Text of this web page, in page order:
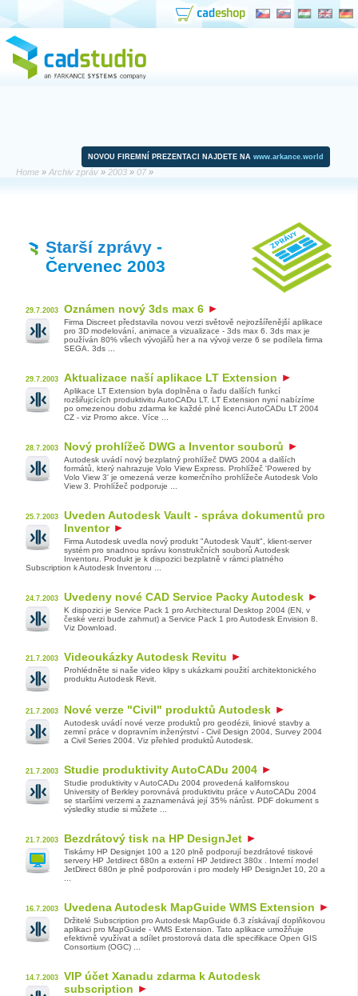
NOVOU FIREMNÍ PREZENTACI NAJDETE NA www.arkance.world
Home » Archiv zpráv » 2003 » 07 »
Starší zprávy -
Červenec 2003
29.7.2003 Oznámen nový 3ds max 6
Firma Discreet představila novou verzi světově nejrozšířenější aplikace
pro 3D modelování, animace a vizualizace - 3ds max 6. 3ds max je
používán 80% všech vývojářů her a na vývoji verze 6 se podílela firma
SEGA. 3ds ...
29.7.2003 Aktualizace naší aplikace LT Extension
Aplikace LT Extension byla doplněna o řadu dalších funkcí
rozšiřujcících produktivitu AutoCADu LT. LT Extension nyní nabízíme
po omezenou dobu zdarma ke každé plné licenci AutoCADu LT 2004
CZ - viz Promo akce. Více ...
28.7.2003 Nový prohlížeč DWG a Inventor souborů
Autodesk uvádí nový bezplatný prohlížeč DWG 2004 a dalších
formátů, který nahrazuje Volo View Express. Prohlížeč 'Powered by
Volo View 3' je omezená verze komerčního prohlížeče Autodesk Volo
View 3. Prohlížeč podporuje ...
25.7.2003
Uveden Autodesk Vault - správa dokumentů pro
Inventor
Firma Autodesk uvedla nový produkt "Autodesk Vault", klient-server
systém pro snadnou správu konstrukčních souborů Autodesk
Inventoru. Produkt je k dispozici bezplatně v rámci platného
Subscription k Autodesk Inventoru ...
24.7.2003 Uvedeny nové CAD Service Packy Autodesk
K dispozici je Service Pack 1 pro Architectural Desktop 2004 (EN, v
české verzi bude zahrnut) a Service Pack 1 pro Autodesk Envision 8.
Viz Download.
21.7.2003 Videoukázky Autodesk Revitu
Prohlédněte si naše video klipy s ukázkami použití architektonického
produktu Autodesk Revit.
21.7.2003 Nové verze "Civil" produktů Autodesk
Autodesk uvádí nové verze produktů pro geodézii, liniové stavby a
zemní práce v dopravním inženýrství - Civil Design 2004, Survey 2004
a Civil Series 2004. Viz přehled produktů Autodesk.
21.7.2003 Studie produktivity AutoCADu 2004
Studie produktivity v AutoCADu 2004 provedená kalifornskou
University of Berkley porovnává produktivitu práce v AutoCADu 2004
se staršími verzemi a zaznamenává její 35% nárůst. PDF dokument s
výsledky studie si můžete ...
21.7.2003 Bezdrátový tisk na HP DesignJet
Tiskárny HP Designjet 100 a 120 plně podporují bezdrátové tiskové
servery HP Jetdirect 680n a externí HP Jetdirect 380x . Interní model
JetDirect 680n je plně podporován i pro modely HP DesignJet 10, 20 a
16.7.2003 Uvedena Autodesk MapGuide WMS Extension
Držitelé Subscription pro Autodesk MapGuide 6.3 získávají doplňkovou
aplikaci pro MapGuide - WMS Extension. Tato aplikace umožňuje
efektivně využívat a sdílet prostorová data dle specifikace Open GIS
Consortium (OGC) ...
14.7.2003
VIP účet Xanadu zdarma k Autodesk
subscription